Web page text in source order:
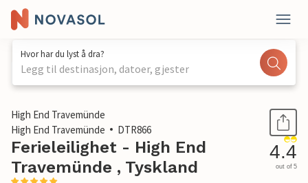
Hvor har du lyst å dra?
Legg til destinasjon, datoer, gjester
1 / 38
High End Travemünde
High End Travemünde
DTR866
Ferieleilighet - High End
Travemünde , Tyskland
4.4
out of 5